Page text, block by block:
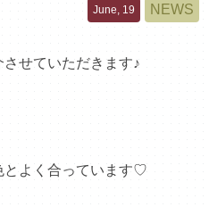
June, 19 NEWS
せていただきます♪
とよく合っています♡